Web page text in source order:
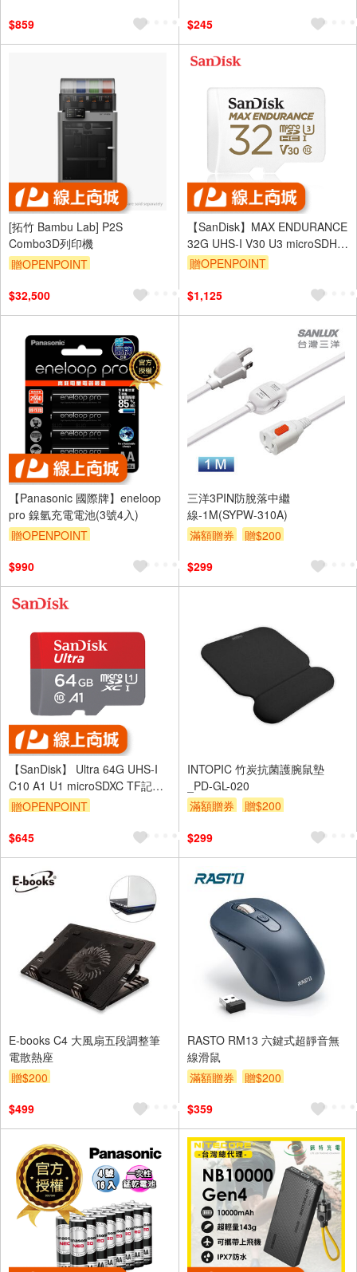
$859
$245
[拓竹 Bambu Lab] P2S
Combo3D列印機
贈OPENPOINT
$32,500
【SanDisk】MAX ENDURANCE
32G UHS-I V30 U3 microSDHC
記憶卡
贈OPENPOINT
$1,125
【Panasonic 國際牌】eneloop
pro 鎳氫充電電池(3號4入)
贈OPENPOINT
$990
三洋3PIN防脫落中繼
線-1M(SYPW-310A)
滿額贈券
贈$200
$299
【SanDisk】 Ultra 64G UHS-I
C10 A1 U1 microSDXC TF記憶
卡
贈OPENPOINT
$645
INTOPIC 竹炭抗菌護腕鼠墊
_PD-GL-020
滿額贈券
贈$200
$299
E-books C4 大風扇五段調整筆
電散熱座
贈$200
$499
RASTO RM13 六鍵式超靜音無
線滑鼠
滿額贈券
贈$200
$359